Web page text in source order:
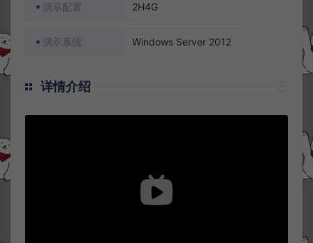
演示配置 2H4G
演示系统 Windows Server 2012
详情介绍